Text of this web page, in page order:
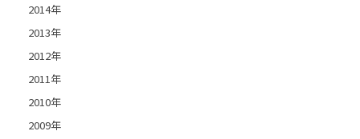
2014年
2013年
2012年
2011年
2010年
2009年